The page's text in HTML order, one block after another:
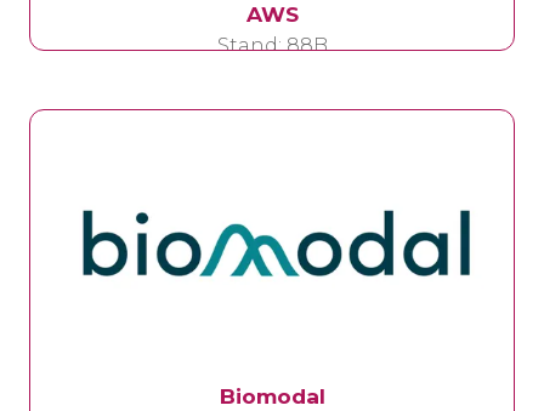
AWS
Stand: 88B
Biomodal